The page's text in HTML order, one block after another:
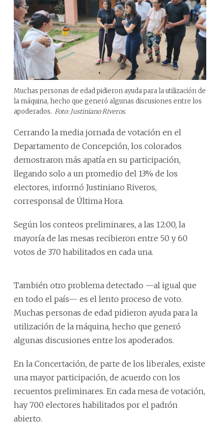
Muchas personas de edad pidieron ayuda para la utilización de
la máquina, hecho que generó algunas discusiones entre los
apoderados. Foto: Justiniano Riveros.
Cerrando la media jornada de votación en el
Departamento de Concepción, los colorados
demostraron más apatía en su participación,
llegando solo a un promedio del 13% de los
electores, informó Justiniano Riveros,
corresponsal de Última Hora.
Según los conteos preliminares, a las 12:00, la
mayoría de las mesas recibieron entre 50 y 60
votos de 370 habilitados en cada una.
También otro problema detectado —al igual que
en todo el país— es el lento proceso de voto.
Muchas personas de edad pidieron ayuda para la
utilización de la máquina, hecho que generó
algunas discusiones entre los apoderados.
En la Concertación, de parte de los liberales, existe
una mayor participación, de acuerdo con los
recuentos preliminares. En cada mesa de votación,
hay 700 electores habilitados por el padrón
abierto.